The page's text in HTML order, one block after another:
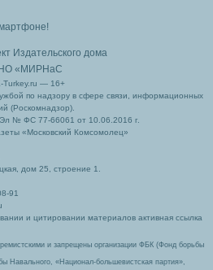
Издательского дома
«МИРНаС
Turkey.ru — 16+
по надзору в сфере связи, информационных
(Роскомнадзор).
№ ФС 77-66061 от 10.06.2016 г.
«Московский Комсомолец»
дом 25, строение 1.
91
и цитировании материалов активная ссылка
и запрещены организации ФБК (Фонд борьбы
Навального, «Национал-большевистская партия»,